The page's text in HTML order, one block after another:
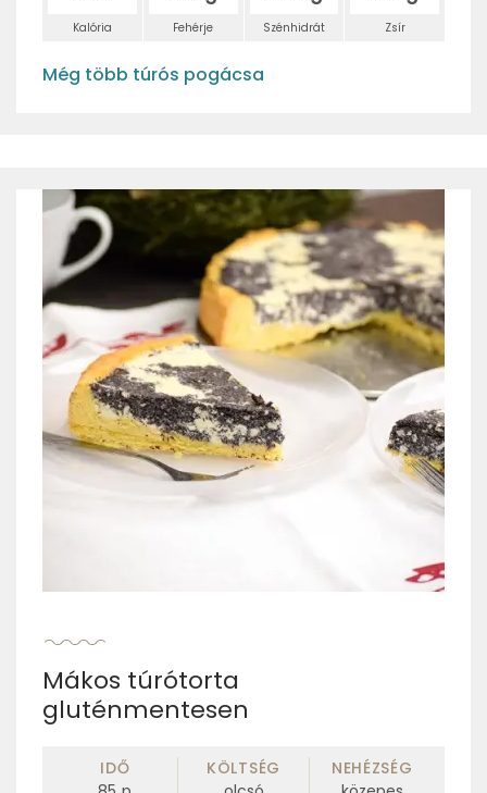
Kalória Fehérje Szénhidrát Zsír
Még több túrós pogácsa
Mákos túrótorta
gluténmentesen
IDŐ
KÖLTSÉG
NEHÉZSÉG